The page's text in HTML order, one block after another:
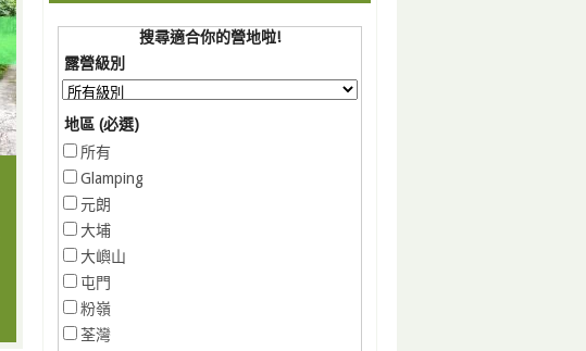
搜尋適合你的營地啦!
露營級別
地區 (必選)
所有
Glamping
元朗
大埔
大嶼山
屯門
粉嶺
荃灣